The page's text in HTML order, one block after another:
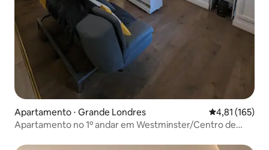
Apartamento ⋅ Grande Londres 4,81 de uma
4,81 (165)
Apartamento no 1º andar em Westminster/Centro de